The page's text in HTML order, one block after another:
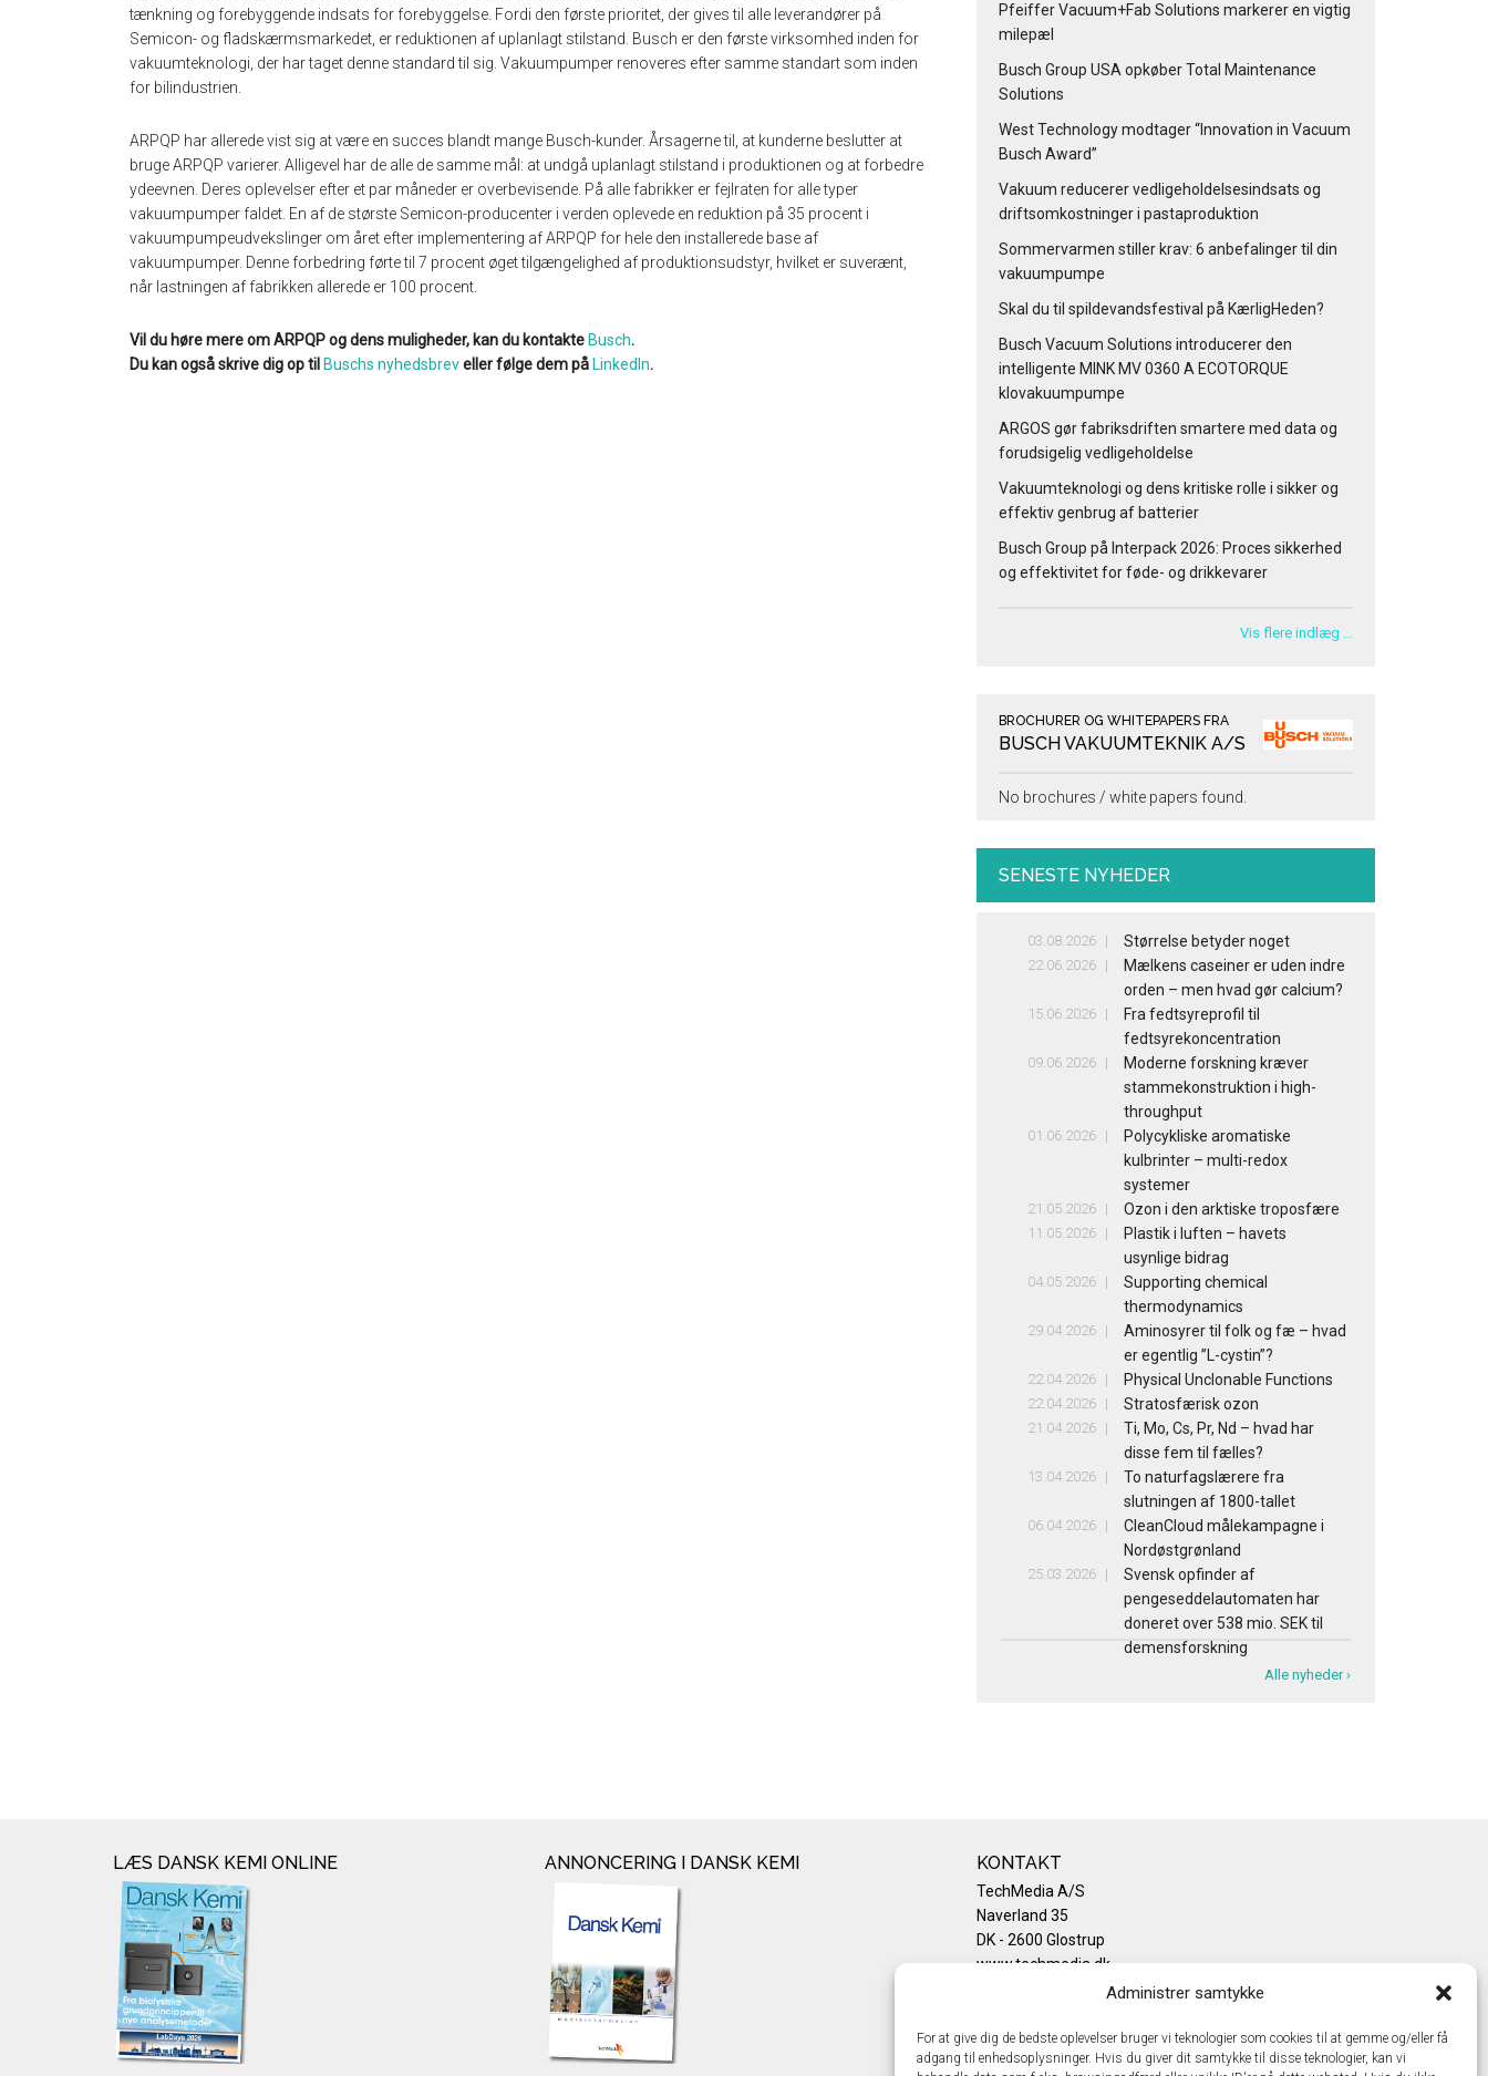
Administrer samtykke
For at give dig de bedste oplevelser bruger vi teknologier som cookies til at gemme og/eller få
adgang til enhedsoplysninger. Hvis du giver dit samtykke til disse teknologier, kan vi
tænkning og forebyggende indsats for forebyggelse. Fordi den første prioritet, der gives til alle leverandører på
Semicon- og fladskærmsmarkedet, er reduktionen af uplanlagt stilstand. Busch er den første virksomhed inden for
vakuumteknologi, der har taget denne standard til sig. Vakuumpumper renoveres efter samme standart som inden
for bilindustrien.
ARPQP har allerede vist sig at være en succes blandt mange Busch-kunder. Årsagerne til, at kunderne beslutter at
bruge ARPQP varierer. Alligevel har de alle de samme mål: at undgå uplanlagt stilstand i produktionen og at forbedre
ydeevnen. Deres oplevelser efter et par måneder er overbevisende. På alle fabrikker er fejlraten for alle typer
vakuumpumper faldet. En af de største Semicon-producenter i verden oplevede en reduktion på 35 procent i
vakuumpumpeudvekslinger om året efter implementering af ARPQP for hele den installerede base af
vakuumpumper. Denne forbedring førte til 7 procent øget tilgængelighed af produktionsudstyr, hvilket er suverænt,
når lastningen af fabrikken allerede er 100 procent.
Vil du høre mere om ARPQP og dens muligheder, kan du kontakte Busch.
Du kan også skrive dig op til Buschs nyhedsbreveller følge dem på LinkedIn.
Pfeiffer Vacuum+Fab Solutions markerer en vigtig
milepæl
Busch Group USA opkøber Total Maintenance
Solutions
West Technology modtager “Innovation in Vacuum
Busch Award”
Vakuum reducerer vedligeholdelsesindsats og
driftsomkostninger i pastaproduktion
Sommervarmen stiller krav: 6 anbefalinger til din
vakuumpumpe
Skal du til spildevandsfestival på KærligHeden?
Busch Vacuum Solutions introducerer den
intelligente MINK MV 0360 A ECOTORQUE
klovakuumpumpe
ARGOS gør fabriksdriften smartere med data og
forudsigelig vedligeholdelse
Vakuumteknologi og dens kritiske rolle i sikker og
effektiv genbrug af batterier
Busch Group på Interpack 2026: Proces sikkerhed
og effektivitet for føde- og drikkevarer
Vis flere indlæg …
BROCHURER OG WHITEPAPERS FRA
BUSCH VAKUUMTEKNIK A/S
No brochures / white papers found.
SENESTE NYHEDER
03.08.2026 Størrelse betyder noget
22.06.2026
Mælkens caseiner er uden indre
orden – men hvad gør calcium?
15.06.2026
Fra fedtsyreprofil til
fedtsyrekoncentration
09.06.2026
Moderne forskning kræver
stammekonstruktion i high-
throughput
01.06.2026
Polycykliske aromatiske
kulbrinter – multi-redox
systemer
21.05.2026 Ozon i den arktiske troposfære
11.05.2026
Plastik i luften – havets
usynlige bidrag
04.05.2026
Supporting chemical
thermodynamics
29.04.2026
Aminosyrer til folk og fæ – hvad
er egentlig ”L-cystin”?
22.04.2026 Physical Unclonable Functions
22.04.2026 Stratosfærisk ozon
21.04.2026
Ti, Mo, Cs, Pr, Nd – hvad har
disse fem til fælles?
13.04.2026
To naturfagslærere fra
slutningen af 1800-tallet
06.04.2026
CleanCloud målekampagne i
Nordøstgrønland
25.03.2026
Svensk opfinder af
pengeseddelautomaten har
doneret over 538 mio. SEK til
demensforskning
Alle nyheder ›
LÆS DANSK KEMI ONLINE ANNONCERING I DANSK KEMI KONTAKT
TechMedia A/S
Naverland 35
DK - 2600 Glostrup
www.techmedia.dk
Telefon: +45 43 24 26 28
Privatlivspolitik
Cookiepolitik